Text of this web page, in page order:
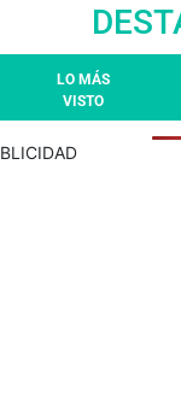
LO MÁS
VISTO